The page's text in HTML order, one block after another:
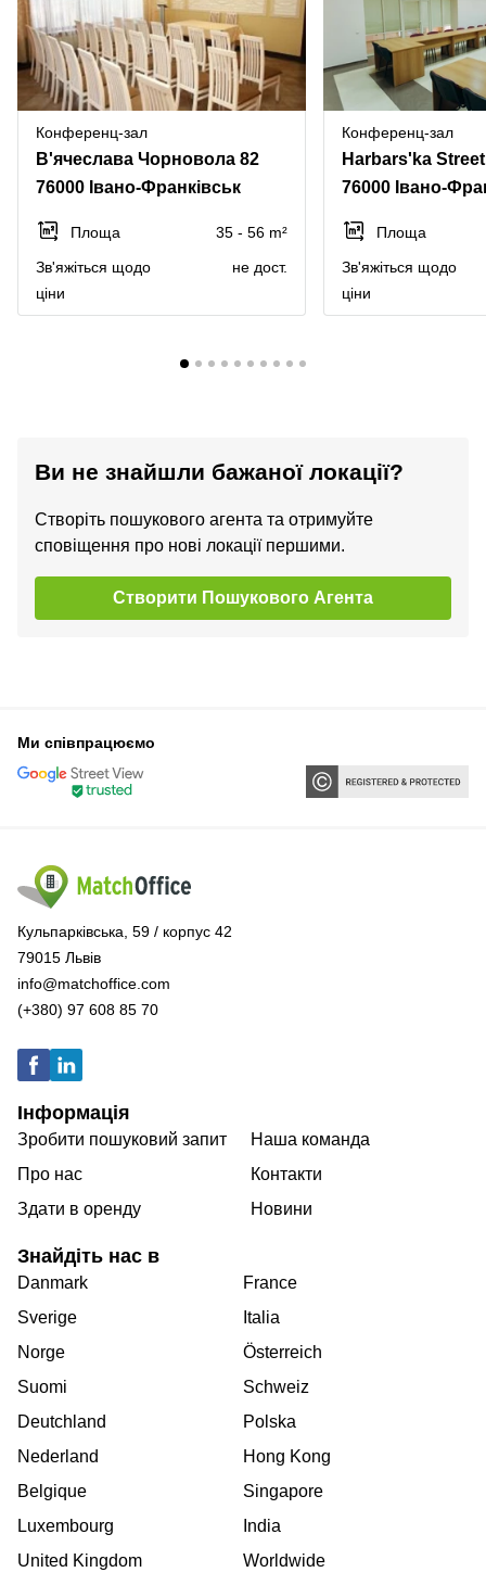
Конференц-зал
В'ячеслава Чорновола 82
76000 Івано-Франківськ
Площа
35 - 56 m²
Зв'яжіться щодо
ціни
не дост.
Конференц-зал
Harbars'ka
76000 Івано-
Площа
Зв'яжіться щодо
ціни
Ви не знайшли бажаної локації?
Створіть пошукового агента та отримуйте
сповіщення про нові локації першими.
Створити Пошукового Агента
Ми співпрацюємо
Кульпарківська, 59 / корпус 42
79015 Львів
info@matchoffice.com
(+380) 97 608 85 70
Інформація
Зробити пошуковий запит
Про нас
Здати в оренду
Наша команда
Контакти
Новини
Знайдіть нас в
Danmark
Sverige
Norge
Suomi
Deutchland
Nederland
Belgique
Luxembourg
United Kingdom
France
Italia
Österreich
Schweiz
Polska
Hong Kong
Singapore
India
Worldwide